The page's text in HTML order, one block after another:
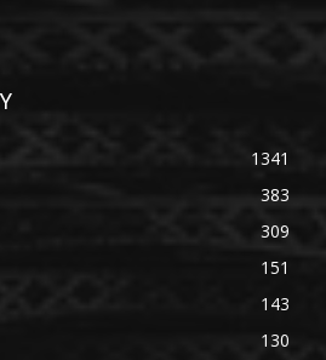
1341
383
309
151
143
130